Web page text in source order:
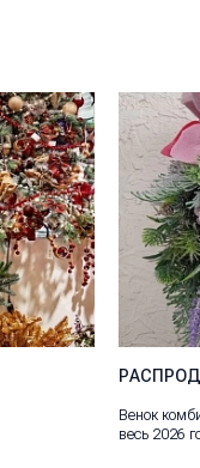
Венок
весь 2026